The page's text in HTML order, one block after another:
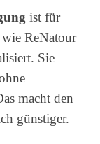
ist für
ReNatour
Sie
macht den
günstiger.